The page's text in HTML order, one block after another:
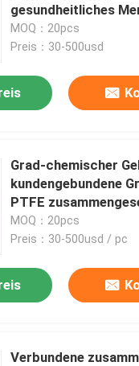
gesundheitliches
MOQ：20pcs
Preis：30-500usd
Grad-chemischer
kundengebundene
PTFE
MOQ：20pcs
Preis：30-500usd / pc
Verbundene